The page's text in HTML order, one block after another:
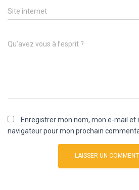
Site internet
Qu’avez vous à l’esprit ?
Enregistrer mon nom, mon e-mail et
navigateur pour mon prochain